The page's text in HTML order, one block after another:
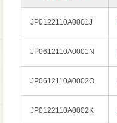
JP0122110A0001J
JP0612110A0001N
JP0612110A0002O
JP0122110A0002K